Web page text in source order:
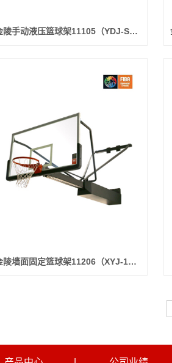
金陵手动液压篮球架11105（YDJ-SB）
金陵墙面固定篮球架11206（XYJ-1B）